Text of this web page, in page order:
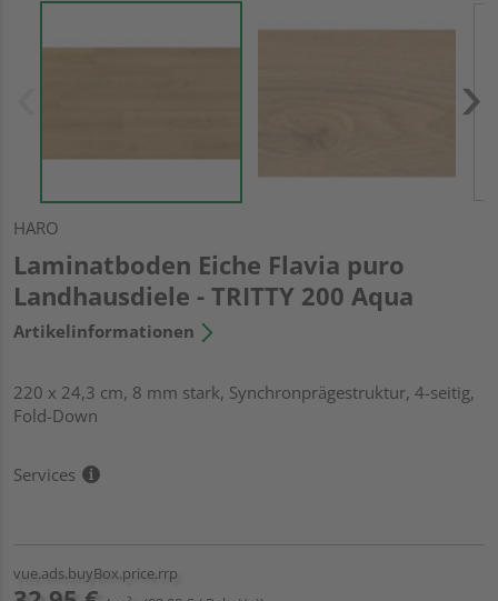
HARO
Laminatboden Eiche Flavia puro
Landhausdiele - TRITTY 200 Aqua
Artikelinformationen
220 x 24,3 cm, 8 mm stark, Synchronprägestruktur, 4-seitig,
Fold-Down
Services
vue.ads.buyBox.price.rrp